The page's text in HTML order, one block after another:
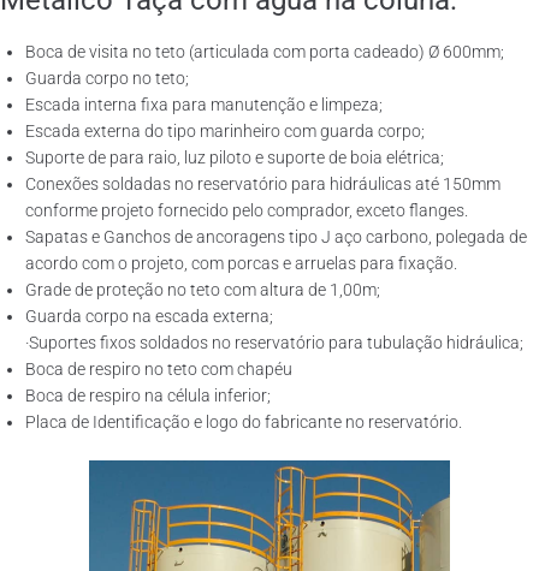
Boca de visita no teto (articulada com porta cadeado) Ø 600mm;
Guarda corpo no teto;
Escada interna fixa para manutenção e limpeza;
Escada externa do tipo marinheiro com guarda corpo;
Suporte de para raio, luz piloto e suporte de boia elétrica;
Conexões soldadas no reservatório para hidráulicas até 150mm
conforme projeto fornecido pelo comprador, exceto flanges.
Sapatas e Ganchos de ancoragens tipo J aço carbono, polegada de
acordo com o projeto, com porcas e arruelas para fixação.
Grade de proteção no teto com altura de 1,00m;
Guarda corpo na escada externa;
·Suportes fixos soldados no reservatório para tubulação hidráulica;
Boca de respiro no teto com chapéu
Boca de respiro na célula inferior;
Placa de Identificação e logo do fabricante no reservatório.